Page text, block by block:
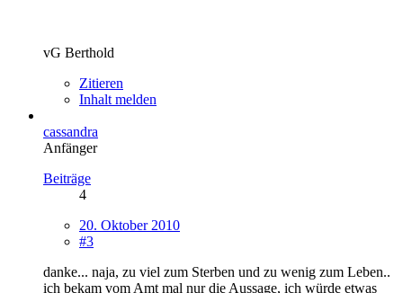
vG Berthold
Zitieren
Inhalt melden
cassandra
Anfänger
Beiträge
4
20. Oktober 2010
#3
danke... naja, zu viel zum Sterben und zu wenig zum Leben..
ich bekam vom Amt mal nur die Aussage, ich würde etwas